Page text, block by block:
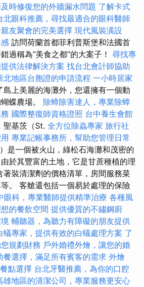
時修復您的外牆漏水問題 了解卡式
北眼科推薦，尋找最適合的眼科醫師
友聚會的完美選擇 現代風裝潢設
訪問荷蘭首都菲利普斯堡和法國首
過稱為“美食之都”的大案子！ 尋找專
供法律解決方案 找台北會計師協助
北地區台胞證的申請流程 一小時居家
島上美麗的海灘外，您還擁有一個動
蝶農場。 除蟑除害達人，專業除蟑
國際整復師資格證照 台中養生會館
聖基茨（St. 全方位除蟲專家 旅行社
專業記帳事務所，幫助您管理日常
是一個被火山，綠松石海灘和茂密的
於其豐富的土地，它是甘蔗種植的理
裝清潔劑的價格清單，房間服務菜
。 客艙還包括一個易於處理的保險
眼科，專業醫師提供精準治療 各種風
的餐飲空間 提供優質的不鏽鋼廚
輔聽器，為聽力有障礙的朋友提供
蟻專家，提供有效的白蟻處理方案 了
規劃財務 戶外婚禮外燴，讓您的婚
餐選擇，滿足所有賓客的需求 外燴
點選擇 台北牙醫推薦，為你的口腔
雄地區的清潔公司，專業服務更安心